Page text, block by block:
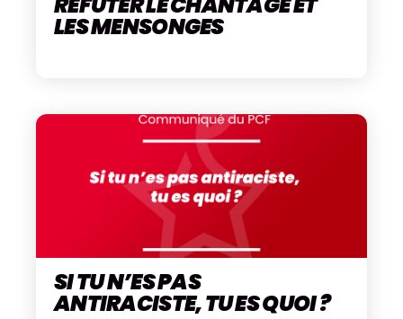
LES MENSONGES
SI TU N’ES PAS
ANTIRACISTE, TU ES QUOI ?